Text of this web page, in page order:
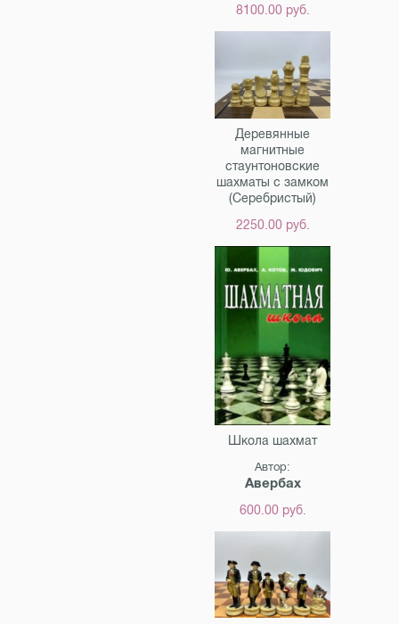
8100.00 руб.
Деревянные
магнитные
стаунтоновские
шахматы с замком
(Серебристый)
2250.00 руб.
Школа шахмат
Автор:
Авербах
600.00 руб.